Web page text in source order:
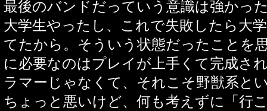
最後のバンドだっていう意識は強かっ
大学生やったし、これで失敗したら大
てたから。そういう状態だったことを
に必要なのはプレイが上手くて完成さ
ラマーじゃなくて、それこそ野獣系と
ちょっと悪いけど、何も考えずに「行